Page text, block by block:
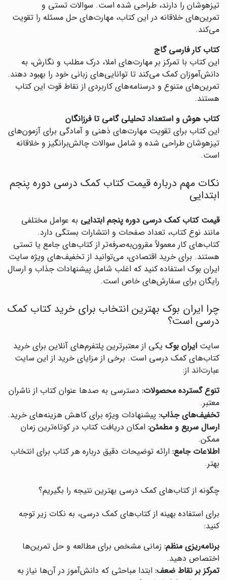
تیزهوشان را دارند، طراحی شده است. سوالات تستی و
تمرین‌های خلاقانه در این کتاب، مهارت‌های حل مسئله را تقویت
می‌کند.
کتاب کار فارسی گاج
این کتاب با تمرکز بر مهارت‌های املا، درک مطلب و نگارش، به
دانش‌آموزان کمک می‌کند تا توانایی‌های زبانی خود را بهبود دهند.
تمرین‌های متنوع و درسنامه‌های کاربردی از نقاط قوت این کتاب
هستند.
کتاب هوش و استعداد تحلیلی گامی تا فرزانگان
این کتاب برای تقویت مهارت‌های ذهنی و آمادگی برای آزمون‌های
تیزهوشان طراحی شده و شامل سوالات چالش‌برانگیز و خلاقانه
است.
نکات مهم درباره قیمت کتاب کمک درسی دوره پنجم
ابتدایی
قیمت کتاب کمک درسی دوره پنجم ابتدایی به عوامل مختلفی
مانند نوع کتاب، تعداد صفحات و انتشارات بستگی دارد.
کتاب‌های کار معمولاً مقرون‌به‌صرفه‌تر از کتاب‌های جامع یا تستی
هستند. برای خرید اقتصادی، می‌توانید از تخفیف‌های ویژه سایت
ایران بوک استفاده کنید که اغلب شامل پیشنهادات جذاب و ارسال
رایگان برای سفارش‌های خاص است.
چرا ایران بوک بهترین انتخاب برای خرید کتاب کمک
درسی است؟
سایت ایران بوک یکی از معتبرترین پلتفرم‌های آنلاین برای خرید
کتاب‌های کمک درسی است. برخی از مزایای خرید از این سایت
عبارت‌اند از:
تنوع گسترده محصولات: دسترسی به صدها عنوان کتاب از ناشران
معتبر.
تخفیف‌های جذاب: پیشنهادات ویژه برای کاهش هزینه‌های خرید.
ارسال سریع و مطمئن: امکان دریافت کتاب در کوتاه‌ترین زمان
ممکن.
اطلاعات جامع: ارائه توضیحات دقیق درباره هر کتاب برای انتخاب
بهتر.
چگونه از کتاب‌های کمک درسی بهترین نتیجه را بگیریم؟
برای استفاده بهینه از کتاب‌های کمک درسی، به نکات زیر توجه
کنید:
برنامه‌ریزی منظم: زمانی مشخص برای مطالعه و حل تمرین‌ها
اختصاص دهید.
تمرکز بر نقاط ضعف: ابتدا مباحثی که دانش‌آموز در آن‌ها نیاز به